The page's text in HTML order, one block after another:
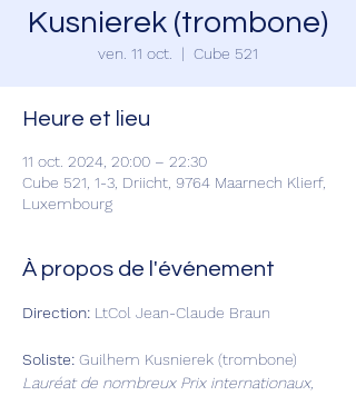
Kusnierek (trombone)
ven. 11 oct.
  |
Cube 521
Heure et lieu
11 oct. 2024, 20:00 – 22:30
Cube 521, 1-3, Driicht, 9764 Maarnech Klierf,
Luxembourg
À propos de l'événement
Direction: LtCol Jean-Claude Braun
Soliste: Guilhem Kusnierek (trombone)
Lauréat de nombreux Prix internationaux,